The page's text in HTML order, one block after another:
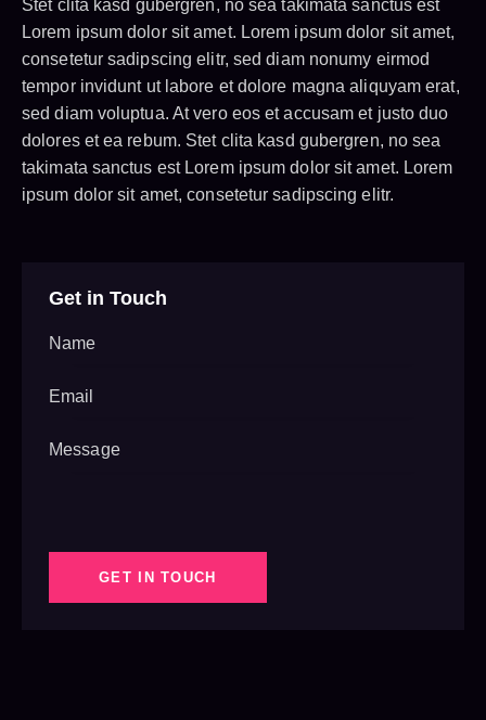
Stet clita kasd gubergren, no sea takimata sanctus est
Lorem ipsum dolor sit amet. Lorem ipsum dolor sit amet,
consetetur sadipscing elitr, sed diam nonumy eirmod
tempor invidunt ut labore et dolore magna aliquyam erat,
sed diam voluptua. At vero eos et accusam et justo duo
dolores et ea rebum. Stet clita kasd gubergren, no sea
takimata sanctus est Lorem ipsum dolor sit amet. Lorem
ipsum dolor sit amet, consetetur sadipscing elitr.
Get in Touch